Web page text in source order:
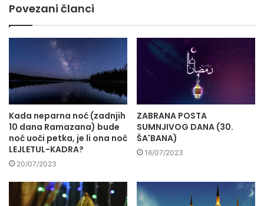
Povezani članci
Kada neparna noć (zadnjih
10 dana Ramazana) bude
noć uoči petka, je li ona noć
LEJLETUL-KADRA?
20/07/2023
ZABRANA POSTA
SUMNJIVOG DANA (30.
ŠA'BANA)
16/07/2023